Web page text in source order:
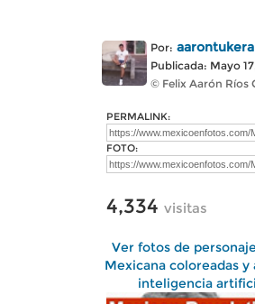
Por: aarontukera
Publicada: Mayo
© Felix Aarón Ríos
PERMALINK:
FOTO:
4,334 visitas
Ver fotos de
Mexicana coloreadas
inteligencia